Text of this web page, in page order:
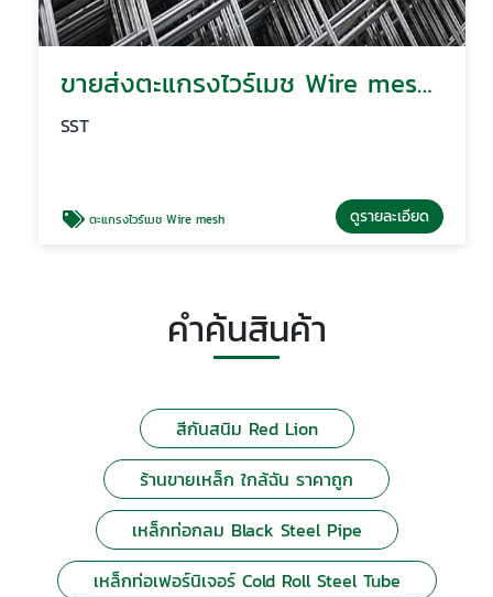
ขายส่งตะแกรงไวร์เมช Wire mesh สมุทรปราการ
SST
ตะแกรงไวร์เมช Wire mesh ดูรายละเอียด
คำค้นสินค้า
สีกันสนิม Red Lion
ร้านขายเหล็ก ใกล้ฉัน ราคาถูก
เหล็กท่อกลม Black Steel Pipe
เหล็กท่อเฟอร์นิเจอร์ Cold Roll Steel Tube